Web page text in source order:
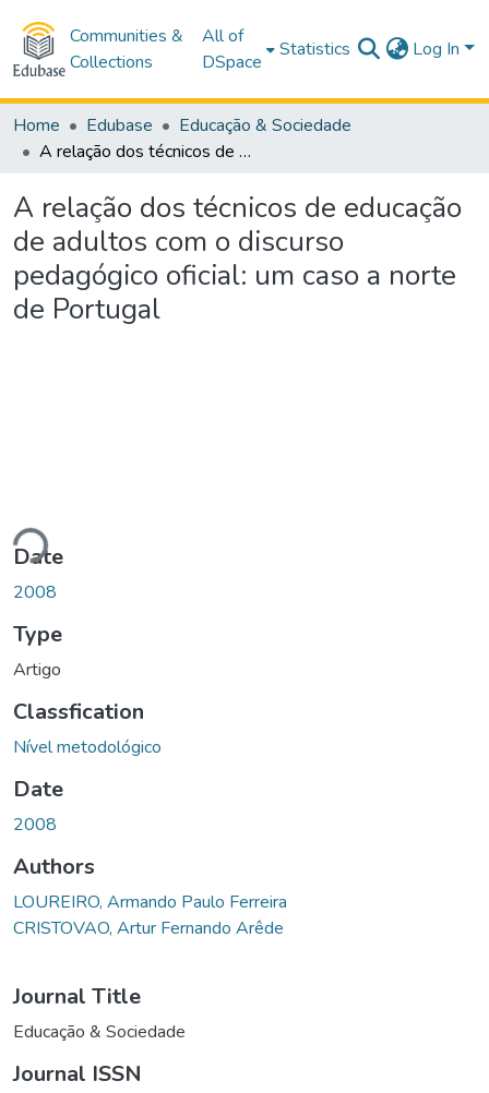
Communities &
Collections
All of
DSpace
Statistics Log In
Home Edubase
Educação & Sociedade
A relação dos técnicos de educação de adultos com o discurso pedagógico oficial: um caso a norte de Portugal
A relação dos técnicos de educação
de adultos com o discurso
pedagógico oficial: um caso a norte
de Portugal
Date
2008
Type
Artigo
Classfication
Nível metodológico
Date
2008
Authors
LOUREIRO, Armando Paulo Ferreira
CRISTOVAO, Artur Fernando Arêde
Journal Title
Educação & Sociedade
Journal ISSN